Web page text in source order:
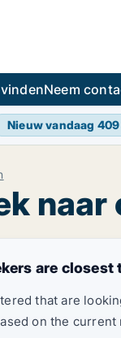
Neem
Nieuw vandaag 409
are closest
that are
on the current